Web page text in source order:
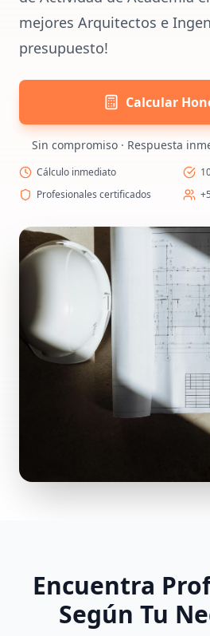
mejores Arquitectos e
presupuesto!
Calcular
Sin compromiso · Respuesta
Cálculo inmediato
Profesionales certificados
Encuentra
Según Tu